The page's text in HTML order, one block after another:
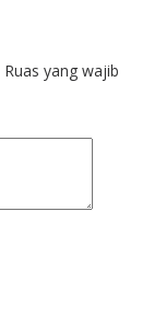
Ruas yang wajib